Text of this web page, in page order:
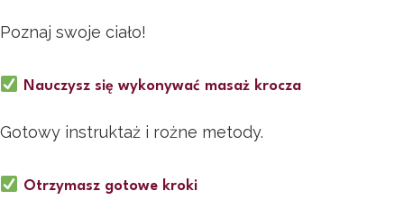
Poznaj swoje ciało!
Nauczysz się wykonywać masaż krocza
Gotowy instruktaż i rożne metody.
Otrzymasz gotowe kroki